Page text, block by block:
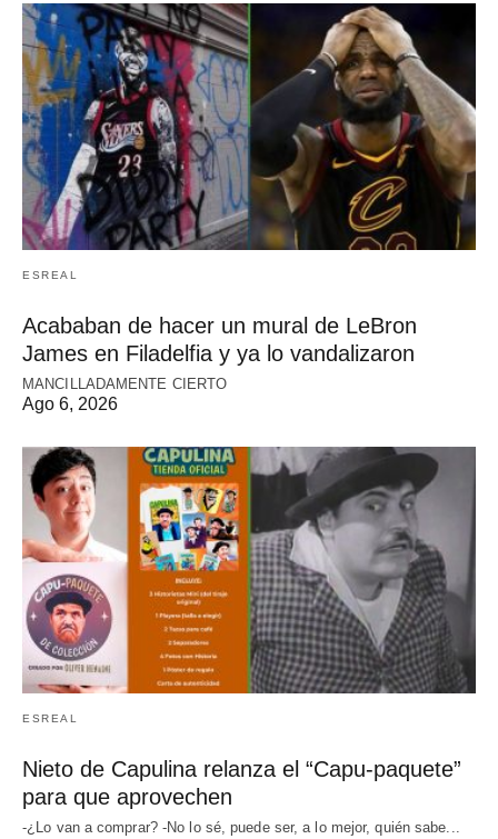
ESREAL
Acababan de hacer un mural de LeBron
James en Filadelfia y ya lo vandalizaron
MANCILLADAMENTE CIERTO
Ago 6, 2026
ESREAL
Nieto de Capulina relanza el “Capu-paquete”
para que aprovechen
-¿Lo van a comprar? -No lo sé, puede ser, a lo mejor, quién sabe...